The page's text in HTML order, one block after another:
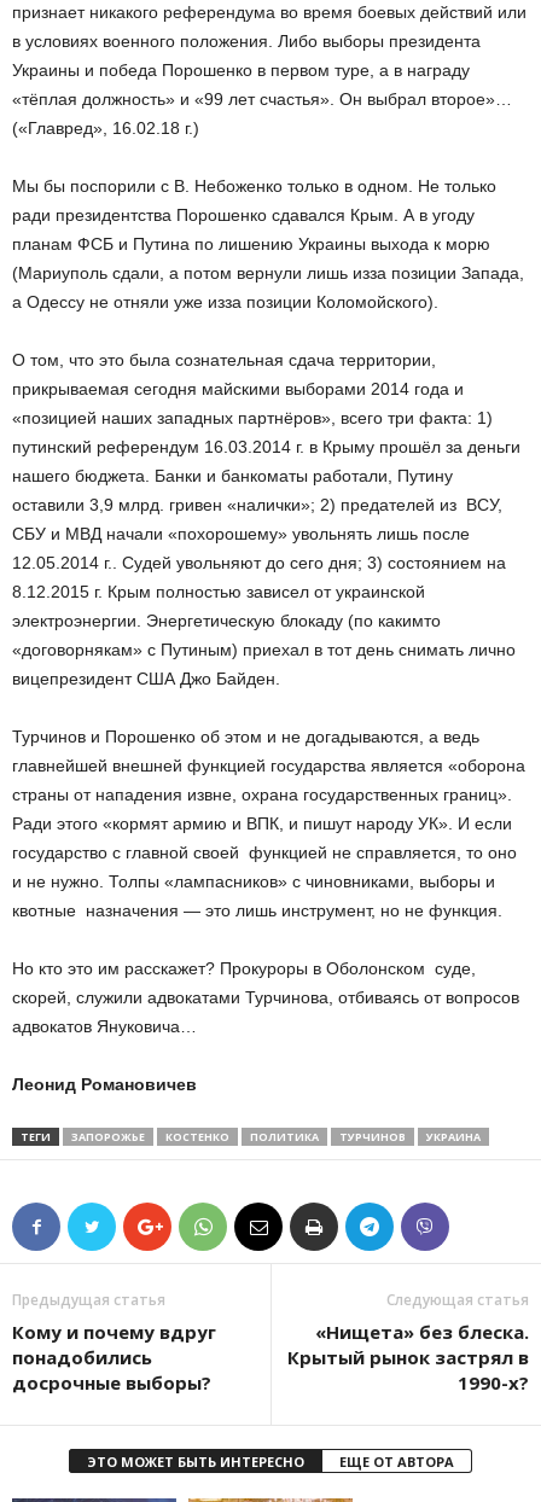
признает никакого референдума во время боевых действий или
в условиях военного положения. Либо выборы президента
Украины и победа Порошенко в первом туре, а в награду ­
«тёплая должность» и «99 лет счастья». Он выбрал второе»…
(«Главред», 16.02.18 г.)
Мы бы поспорили с В. Небоженко только в одном. Не только
ради президентства Порошенко сдавался Крым. А в угоду
планам ФСБ и Путина по лишению Украины выхода к морю
(Мариуполь сдали, а потом вернули лишь из­за позиции Запада,
а Одессу не отняли уже из­за позиции Коломойского).
О том, что это была сознательная сдача территории,
прикрываемая сегодня майскими выборами 2014 года и
«позицией наших западных партнёров», всего три факта: 1)
путинский референдум 16.03.2014 г. в Крыму прошёл за деньги
нашего бюджета. Банки и банкоматы работали, Путину
оставили 3,9 млрд. гривен «налички»; 2) предателей из ВСУ,
СБУ и МВД начали «по­хорошему» увольнять лишь после
12.05.2014 г.. Судей увольняют до сего дня; 3) состоянием на
8.12.2015 г. Крым полностью зависел от украинской
электроэнергии. Энергетическую блокаду (по каким­то
«договорнякам» с Путиным) приехал в тот день снимать лично
вице­президент США Джо Байден.
Турчинов и Порошенко об этом и не догадываются, а ведь
главнейшей внешней функцией государства является «оборона
страны от нападения извне, охрана государственных границ».
Ради этого «кормят армию и ВПК, и пишут народу УК». И если
государство с главной своей функцией не справляется, то оно
и не нужно. Толпы «лампасников» с чиновниками, выборы и
квотные назначения — это лишь инструмент, но не функция.
Но кто это им расскажет? Прокуроры в Оболонском суде,
скорей, служили адвокатами Турчинова, отбиваясь от вопросов
адвокатов Януковича…
Леонид Романовичев
ТЕГИ ЗАПОРОЖЬЕ КОСТЕНКО ПОЛИТИКА ТУРЧИНОВ УКРАИНА
Предыдущая статья
Кому и почему вдруг
понадобились
досрочные выборы?
Следующая статья
«Нищета» без блеска.
Крытый рынок застрял в
1990-­х?
ЭТО МОЖЕТ БЫТЬ ИНТЕРЕСНО ЕЩЕ ОТ АВТОРА